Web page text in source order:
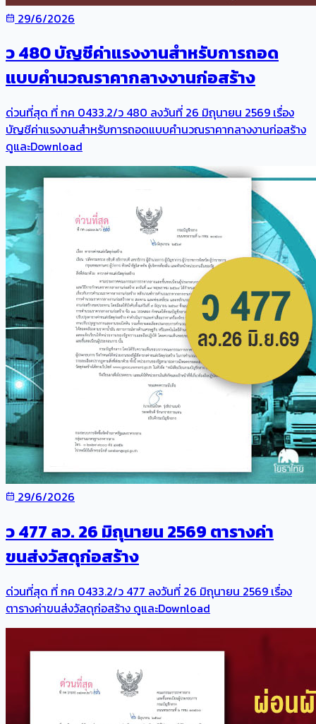
29/6/2026
ว 480 บัญชีค่าแรงงานสำหรับการถอด
แบบคำนวณราคากลางงานก่อสร้าง
ด่วนที่สุด ที่ กค 0433.2/ว 480 ลงวันที่ 26 มิถุนายน 2569 เรื่อง
บัญชีค่าแรงงานสำหรับการถอดแบบคำนวณราคากลางงานก่อสร้าง
ดูและDownload
29/6/2026
ว 477 ลว. 26 มิถุนายน 2569 ตารางค่า
ขนส่งวัสดุก่อสร้าง
ด่วนที่สุด ที่ กค 0433.2/ว 477 ลงวันที่ 26 มิถุนายน 2569 เรื่อง
ตารางค่าขนส่งวัสดุก่อสร้าง ดูและDownload